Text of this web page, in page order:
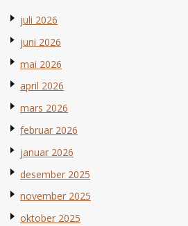
juli 2026
juni 2026
mai 2026
april 2026
mars 2026
februar 2026
januar 2026
desember 2025
november 2025
oktober 2025